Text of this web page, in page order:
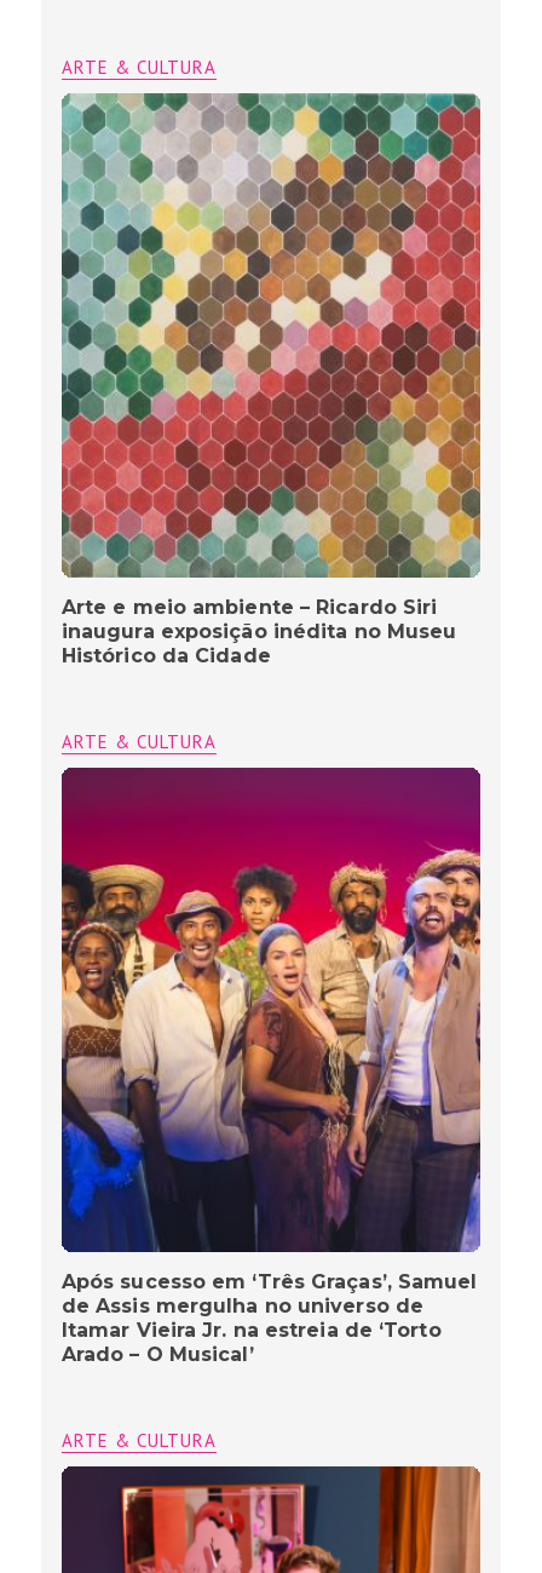
ARTE & CULTURA
Arte e meio ambiente – Ricardo Siri
inaugura exposição inédita no Museu
Histórico da Cidade
ARTE & CULTURA
Após sucesso em ‘Três Graças’, Samuel
de Assis mergulha no universo de
Itamar Vieira Jr. na estreia de ‘Torto
Arado – O Musical’
ARTE & CULTURA